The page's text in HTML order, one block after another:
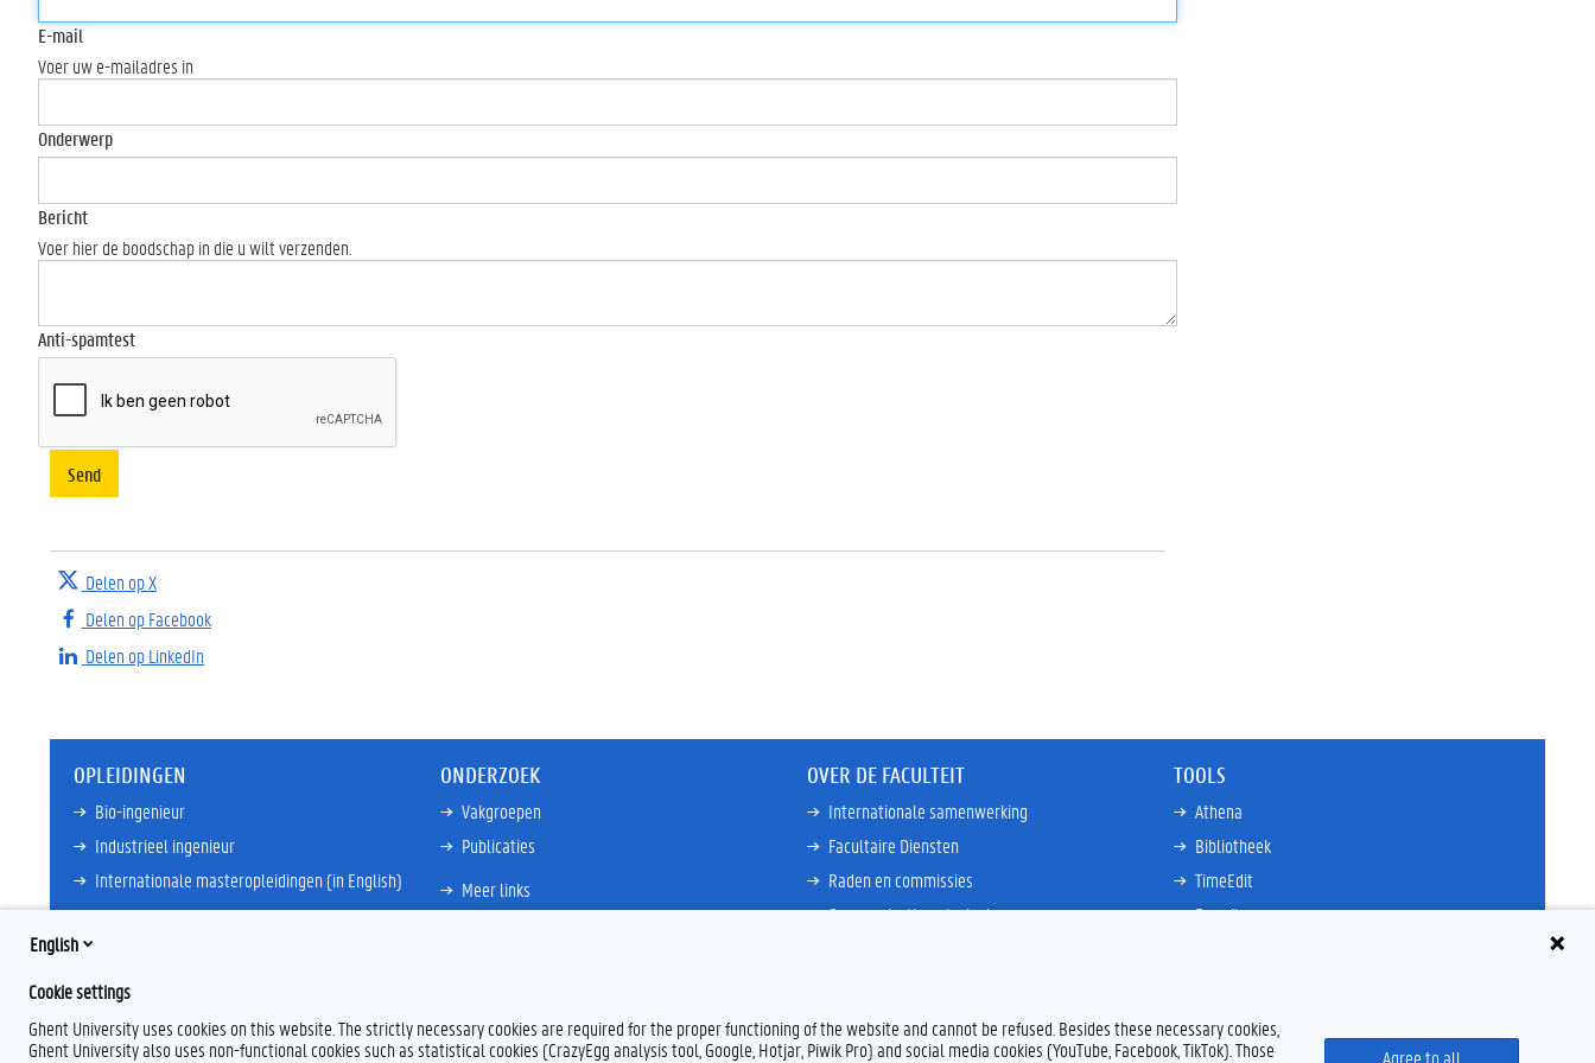
E-mail
Voer uw e-mailadres in
Onderwerp
Bericht
Voer hier de boodschap in die u wilt verzenden.
Anti-spamtest
Send
Delen op X
Delen op Facebook
Delen op LinkedIn
OPLEIDINGEN
Bio-ingenieur
Industrieel ingenieur
Internationale masteropleidingen (in English)
ONDERZOEK
Vakgroepen
Publicaties
Meer links
OVER DE FACULTEIT
Internationale samenwerking
Facultaire Diensten
Raden en commissies
Communicatiemateriaal
TOOLS
Athena
Bibliotheek
TimeEdit
E-mail
Research Explorer
English
Cookie settings
Ghent University uses cookies on this website. The strictly necessary cookies are required for the proper functioning of the website and cannot be refused. Besides these necessary cookies,
Ghent University also uses non-functional cookies such as statistical cookies (CrazyEgg analysis tool, Google, Hotjar, Piwik Pro) and social media cookies (YouTube, Facebook, TikTok). Those
Agree to all